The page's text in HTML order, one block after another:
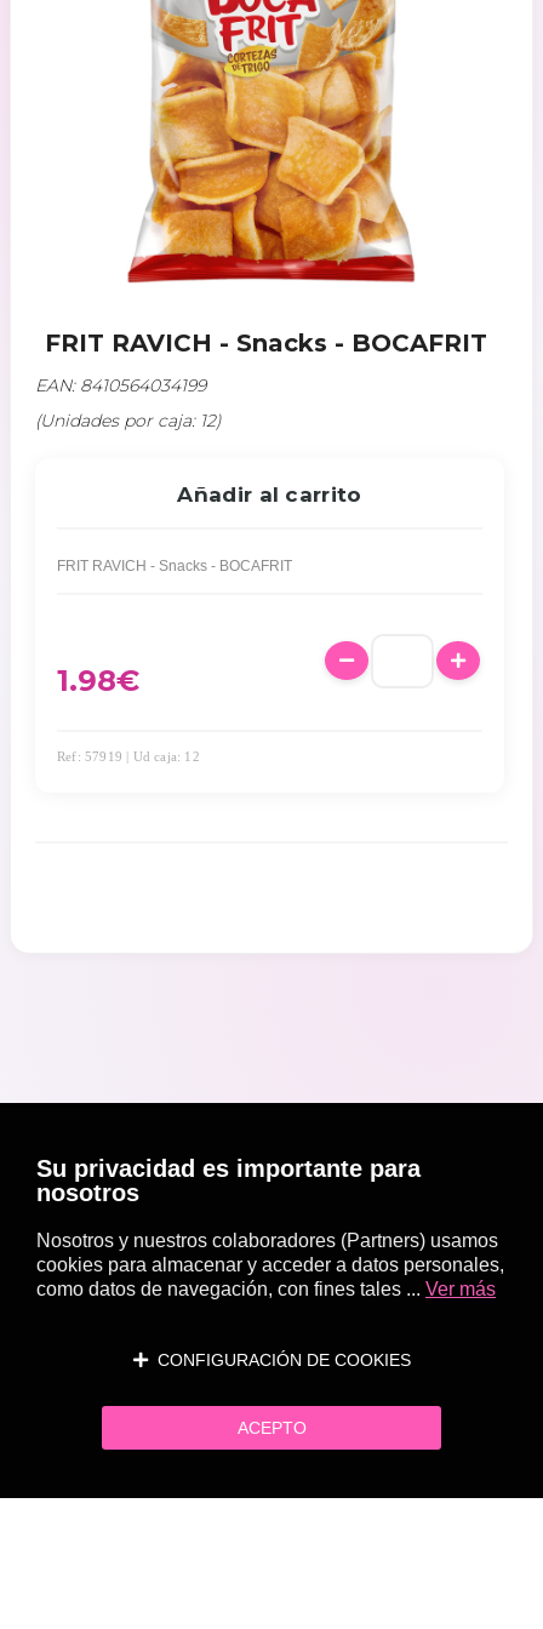
FRIT RAVICH - Snacks - BOCAFRIT
EAN: 8410564034199
(Unidades por caja: 12)
Añadir al carrito
FRIT RAVICH - Snacks - BOCAFRIT
1.98€
Ref: 57919 | Ud caja: 12
Su privacidad es importante para
nosotros
Nosotros y nuestros colaboradores (Partners) usamos
cookies para almacenar y acceder a datos personales,
como datos de navegación, con fines tales ... Ver más
CONFIGURACIÓN DE COOKIES
ACEPTO